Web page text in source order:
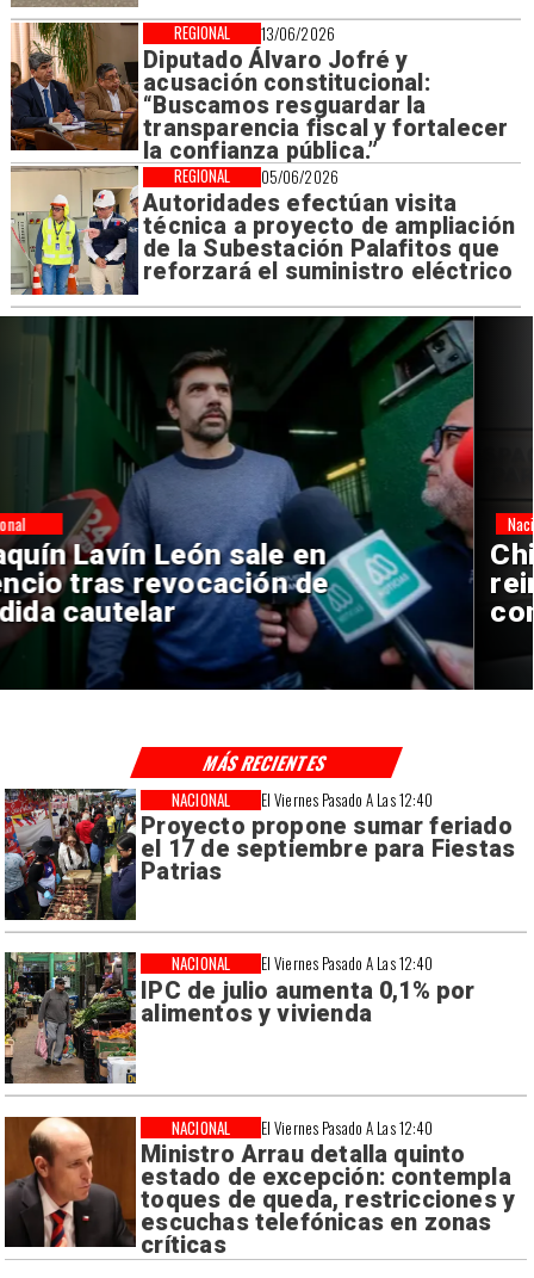
13/06/2026
Diputado Álvaro Jofré y
acusación constitucional:
“Buscamos resguardar la
transparencia fiscal y fortalecer
la confianza pública.”
REGIONAL
05/06/2026
Autoridades efectúan visita
técnica a proyecto de ampliación
de la Subestación Palafitos que
reforzará el suministro eléctrico
REGIONAL
Chile y Venezuela formalizan
reinicio de relaciones
consulares
Nacional
El Viernes Pasado A Las 12:40
Proyecto propone sumar feriado
el 17 de septiembre para Fiestas
Patrias
NACIONAL
El Viernes Pasado A Las 12:40
IPC de julio aumenta 0,1% por
alimentos y vivienda
NACIONAL
El Viernes Pasado A Las 12:40
Ministro Arrau detalla quinto
estado de excepción: contempla
toques de queda, restricciones y
escuchas telefónicas en zonas
críticas
NACIONAL
MÁS RECIENTES